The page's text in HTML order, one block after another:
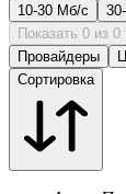
10-30 Мб/с
Показать 0 из
Провайдеры
Сортировка